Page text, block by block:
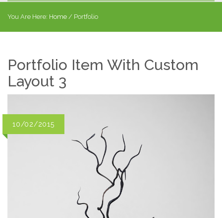
You Are Here: Home / Portfolio
Portfolio Item With Custom
Layout 3
10/02/2015